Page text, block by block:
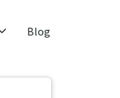
Blog